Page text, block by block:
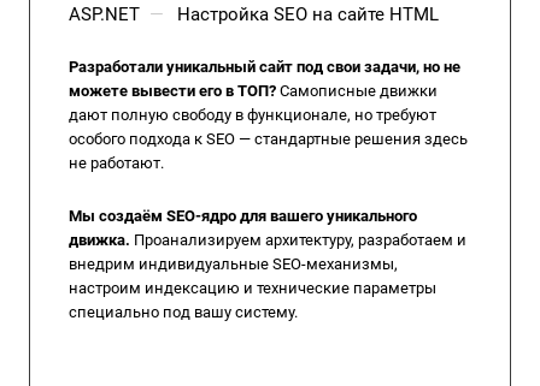
ASP.NET — Настройка SEO на сайте HTML
Разработали уникальный сайт под свои задачи, но не
можете вывести его в ТОП? Самописные движки
дают полную свободу в функционале, но требуют
особого подхода к SEO — стандартные решения здесь
не работают.
Мы создаём SEO-ядро для вашего уникального
движка. Проанализируем архитектуру, разработаем и
внедрим индивидуальные SEO-механизмы,
настроим индексацию и технические параметры
специально под вашу систему.